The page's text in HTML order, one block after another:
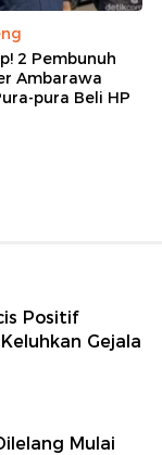
2 Pembunuh
Ambarawa
pura Beli HP
Positif
Gejala
Mulai